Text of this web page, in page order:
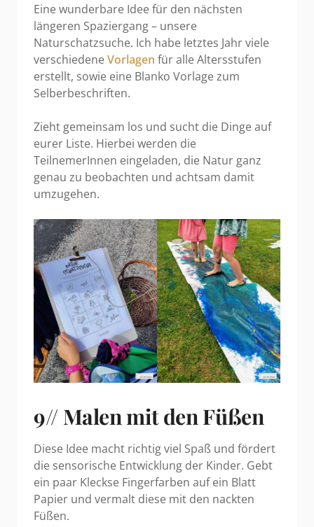
Eine wunderbare Idee für den nächsten
längeren Spaziergang – unsere
Naturschatzsuche. Ich habe letztes Jahr viele
verschiedene Vorlagen für alle Altersstufen
erstellt, sowie eine Blanko Vorlage zum
Selberbeschriften.
Zieht gemeinsam los und sucht die Dinge auf
eurer Liste. Hierbei werden die
TeilnemerInnen eingeladen, die Natur ganz
genau zu beobachten und achtsam damit
umzugehen.
9// Malen mit den Füßen
Diese Idee macht richtig viel Spaß und fördert
die sensorische Entwicklung der Kinder. Gebt
ein paar Kleckse Fingerfarben auf ein Blatt
Papier und vermalt diese mit den nackten
Füßen.